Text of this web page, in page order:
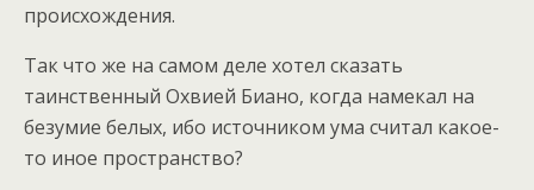
происхождения.
Так что же на самом деле хотел сказать
таинственный Охвией Биано, когда намекал на
безумие белых, ибо источником ума считал какое-
то иное пространство?